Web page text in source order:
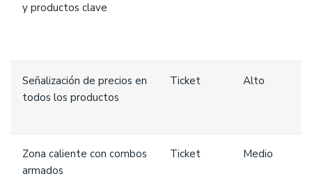
y productos clave
Señalización de precios en
todos los productos
Ticket Alto
Zona caliente con combos
armados
Ticket Medio